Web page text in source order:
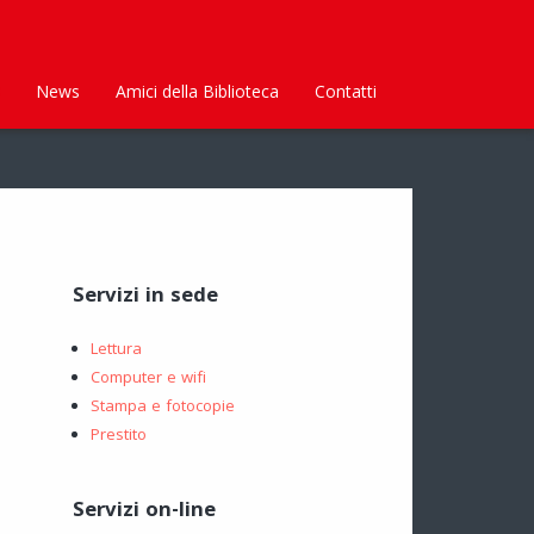
News Amici della Biblioteca Contatti
Servizi in sede
Lettura
Computer e wifi
Stampa e fotocopie
Prestito
Servizi on-line